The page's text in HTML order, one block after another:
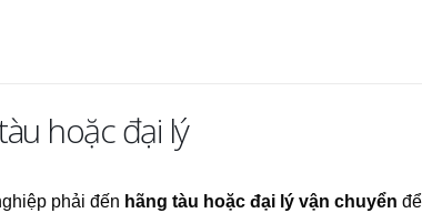
hoặc đại lý
phải đến hãng tàu hoặc đại lý vận chuyển